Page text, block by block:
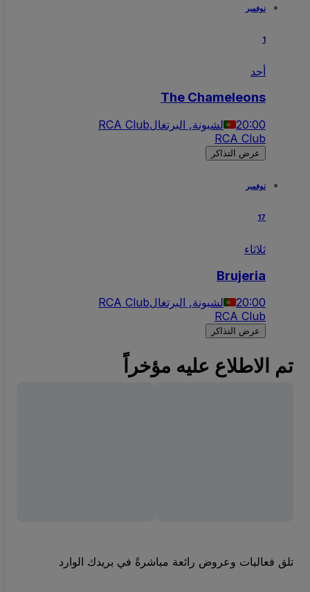
نوفمبر
أحد
The Chameleons
20:00 لشبونة, البرتغالRCA Club
RCA Club
عرض التذاكر
نوفمبر
ثلاثاء
Brujeria
20:00 لشبونة, البرتغالRCA Club
RCA Club
عرض التذاكر
تم الاطلاع عليه مؤخراً
تلق فعاليات وعروض رائعة مباشرةً في بريدك الوارد